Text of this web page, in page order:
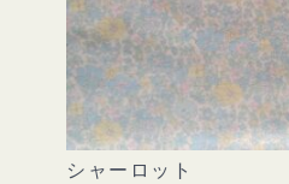
シャーロット